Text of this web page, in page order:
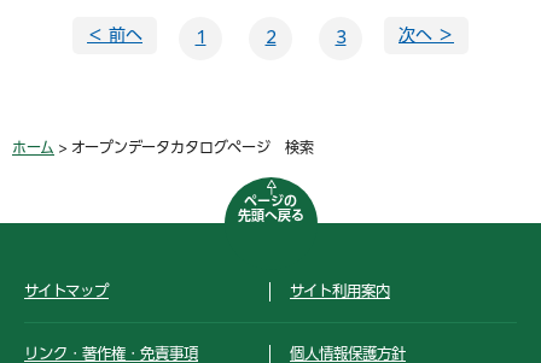
＜ 前へ 1 2 3 次へ ＞
ホーム > オープンデータカタログページ 検索
ページの
先頭へ戻る
サイトマップ サイト利用案内
リンク・著作権・免責事項 個人情報保護方針